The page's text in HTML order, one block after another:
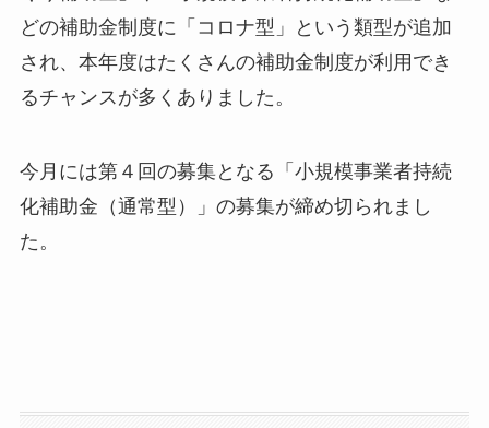
どの補助金制度に「コロナ型」という類型が追加
され、本年度はたくさんの補助金制度が利用でき
るチャンスが多くありました。
今月には第４回の募集となる「小規模事業者持続
化補助金（通常型）」の募集が締め切られまし
た。